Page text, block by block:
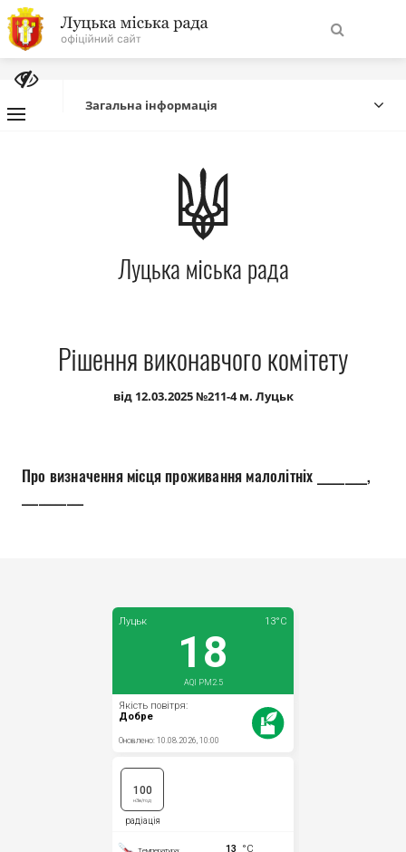
На
головну
Про місто
Міська влада
Міська рада
Публічна інформація
Документи
Загальна інформація
Луцька міська рада
Рішення виконавчого комітету
від 12.03.2025 №211-4 м. Луцьк
Про визначення місця проживання малолітніх _________,